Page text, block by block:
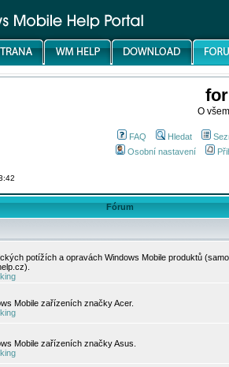
O
FAQ Hledat
Osobní nastavení
Fórum
potížích a opravách Windows Mobile produktů
Mobile zařízeních značky Acer.
Mobile zařízeních značky Asus.